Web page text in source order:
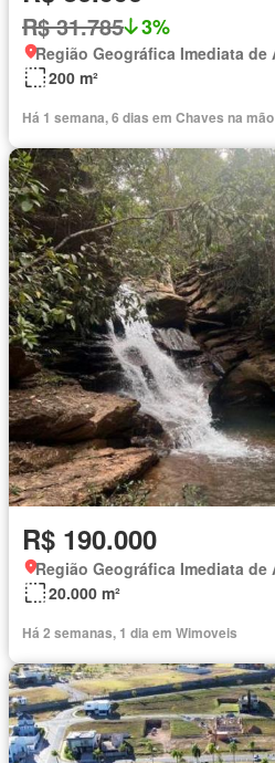
R$ 31.785 3%
200 m²
Há 1 semana, 6 dias em Chaves na mão
R$ 190.000
20.000 m²
Há 2 semanas, 1 dia em Wimoveis